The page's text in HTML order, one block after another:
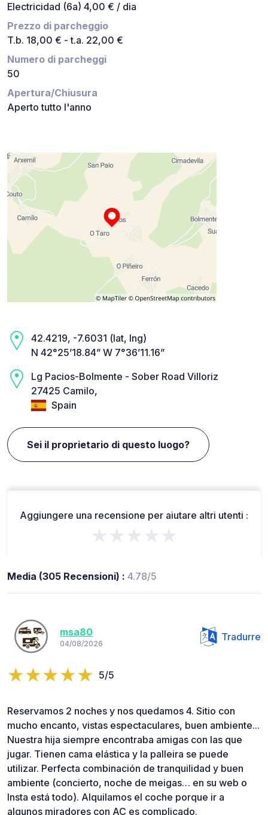
Electricidad (6a) 4,00 € / dia
Prezzo di parcheggio
T.b. 18,00 € - t.a. 22,00 €
Numero di parcheggi
50
Apertura/Chiusura
Aperto tutto l'anno
42.4219, -7.6031 (lat, lng)
N 42°25’18.84” W 7°36’11.16”
Lg Pacios-Bolmente - Sober Road Villoriz
27425 Camilo,
Spain
Sei il proprietario di questo luogo?
Aggiungere una recensione per aiutare altri utenti :
★★★★★
Media (305 Recensioni) : 4.78/5
msa80
04/08/2026
Tradurre
5/5
Reservamos 2 noches y nos quedamos 4. Sitio con
mucho encanto, vistas espectaculares, buen ambiente...
Nuestra hija siempre encontraba amigas con las que
jugar. Tienen cama elástica y la palleira se puede
utilizar. Perfecta combinación de tranquilidad y buen
ambiente (concierto, noche de meigas… en su web o
Insta está todo). Alquilamos el coche porque ir a
algunos miradores con AC es complicado.